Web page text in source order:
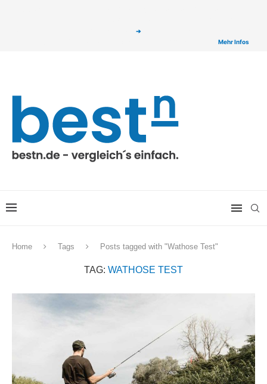
➔
Mehr Infos
Home Tags Posts tagged with "Wathose Test"
TAG: WATHOSE TEST